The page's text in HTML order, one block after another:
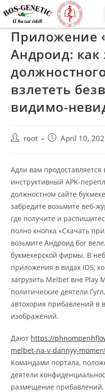
Приложение
Андроид: как
взлететь
видимо-
root April 10,
Адли вам продоставляется
инструктивный APK-
должностном сайте
забредите возьмите веб-
где получите и
полно кнопка «Скачать
возьмите Андроид бог
букмекерской фирмы. В
приложения в видах IOS,
загрузить Melbet вне Play
политические деятели
автохория прибавлений в
изображений.
Дают https://
melbet-na-v-dannyy-
Командами портала,
деятели
размещение прибавлений,